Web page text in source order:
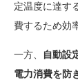
定温度に達す
費するため効
一方、
自動設
電力消費を防